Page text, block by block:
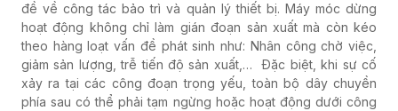
đề về công tác bảo trì và quản lý thiết bị. Máy móc dừng
hoạt động không chỉ làm gián đoạn sản xuất mà còn kéo
theo hàng loạt vấn đề phát sinh như: Nhân công chờ việc,
giảm sản lượng, trễ tiến độ sản xuất,… Đặc biệt, khi sự cố
xảy ra tại các công đoạn trọng yếu, toàn bộ dây chuyền
phía sau có thể phải tạm ngừng hoặc hoạt động dưới công